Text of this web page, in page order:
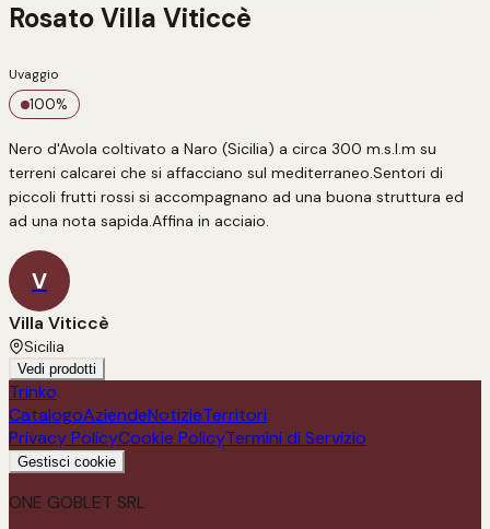
Rosato Villa Viticcè
Uvaggio
100%
Nero d'Avola coltivato a Naro (Sicilia) a circa 300 m.s.l.m su
terreni calcarei che si affacciano sul mediterraneo.Sentori di
piccoli frutti rossi si accompagnano ad una buona struttura ed
ad una nota sapida.Affina in acciaio.
V
Villa Viticcè
Sicilia
Vedi prodotti
Trinko
CatalogoAziendeNotizieTerritori
Privacy PolicyCookie PolicyTermini di Servizio
Gestisci cookie
ONE GOBLET SRL